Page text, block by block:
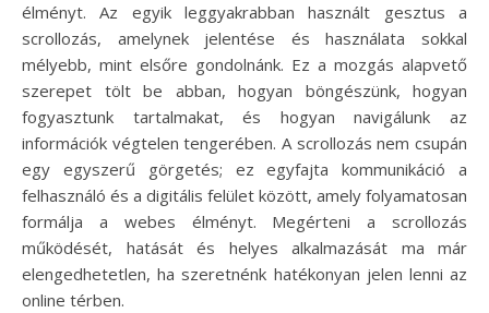
élményt. Az egyik leggyakrabban használt gesztus a
scrollozás, amelynek jelentése és használata sokkal
mélyebb, mint elsőre gondolnánk. Ez a mozgás alapvető
szerepet tölt be abban, hogyan böngészünk, hogyan
fogyasztunk tartalmakat, és hogyan navigálunk az
információk végtelen tengerében. A scrollozás nem csupán
egy egyszerű görgetés; ez egyfajta kommunikáció a
felhasználó és a digitális felület között, amely folyamatosan
formálja a webes élményt. Megérteni a scrollozás
működését, hatását és helyes alkalmazását ma már
elengedhetetlen, ha szeretnénk hatékonyan jelen lenni az
online térben.